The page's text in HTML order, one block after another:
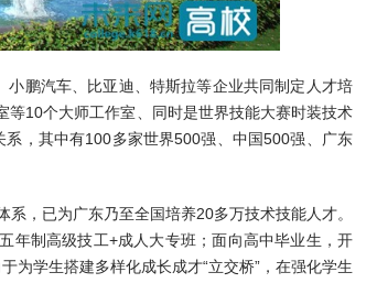
鹏汽车、比亚迪、特斯拉等企业共同制定人才培
10个大师工作室、同时是世界技能大赛时装技术
，其中有100多家世界500强、中国500强、广东
，已为广东乃至全国培养20多万技术技能人才。
年制高级技工+成人大专班；面向高中毕业生，开
为学生搭建多样化成长成才“立交桥”，在强化学生